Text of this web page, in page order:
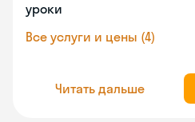
уроки
Все услуги и цены (4)
Читать дальше